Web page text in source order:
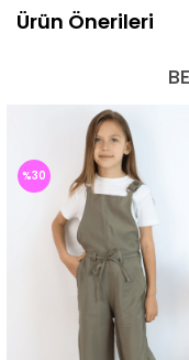
Ürün Önerileri
%30